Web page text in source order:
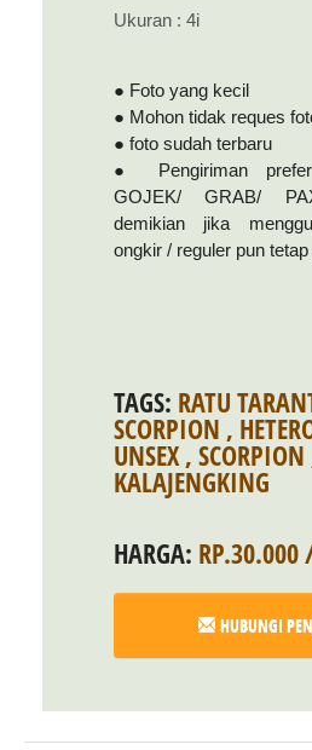
Ukuran : 4i
● Foto yang kecil
● Mohon tidak reques
● foto sudah terbaru
● Pengiriman
GOJEK/ GRAB/
demikian jika
ongkir / reguler pun
TAGS: RATU
SCORPION ,
UNSEX, SCORPION
KALAJENGKING
HARGA: RP.30.000
HUBUNGI